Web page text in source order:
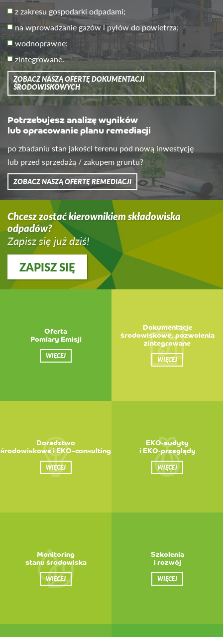
z zakresu gospodarki odpadami;
na wprowadzanie gazów i pyłów do powietrza;
wodnoprawne;
zintegrowane.
ZOBACZ NASZĄ OFERTĘ DOKUMENTACJI
ŚRODOWISKOWYCH
Potrzebujesz analizę wyników
lub opracowanie planu remediacji
po zbadaniu stan jakości terenu pod nową inwestycję
lub przed sprzedażą / zakupem gruntu?
ZOBACZ NASZĄ OFERTĘ REMEDIACJI
Chcesz zostać kierownikiem składowiska
odpadów?
Zapisz się już dziś!
ZAPISZ SIĘ
Oferta
Pomiary Emisji
WIĘCEJ
Dokumentacje
środowiskowe, pozwolenia
zintegrowane
WIĘCEJ
Doradztwo
środowiskowe i EKO–consulting
WIĘCEJ
EKO-audyty
i EKO-przeglądy
WIĘCEJ
Monitoring
stanu środowiska
WIĘCEJ
Szkolenia
i rozwój
WIĘCEJ